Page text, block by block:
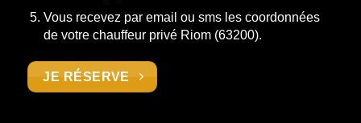
Vous recevez par email ou sms les coordonnées
de votre chauffeur privé Riom (63200).
JE RÉSERVE